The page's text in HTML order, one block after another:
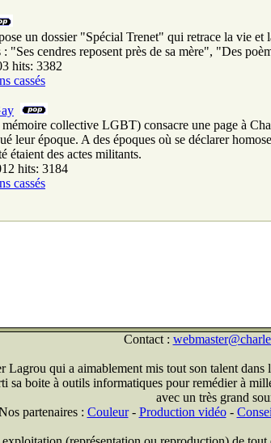
un dossier "Spécial Trenet" qui retrace la vie et
"Ses cendres reposent près de sa mère", "Des
hits: 3382
cassés
collective LGBT) consacre une page à
leur époque. A des époques où se déclarer
étaient des actes militants.
hits: 3184
cassés
Contact :
Lagrou qui a aimablement mis tout son talent dans
sa boite à outils informatiques pour remédier à
avec un très grand
partenaires : Couleur- Production vidéo-